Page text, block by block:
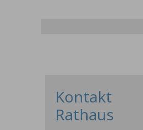
Kontakt
Rathaus